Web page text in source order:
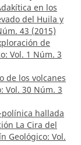
en los
del Huila y
43 (2015)
de
Vol. 1 Núm. 3
de los volcanes
Vol. 30 Núm. 3
hallada
La Cira del
Geológico: Vol.